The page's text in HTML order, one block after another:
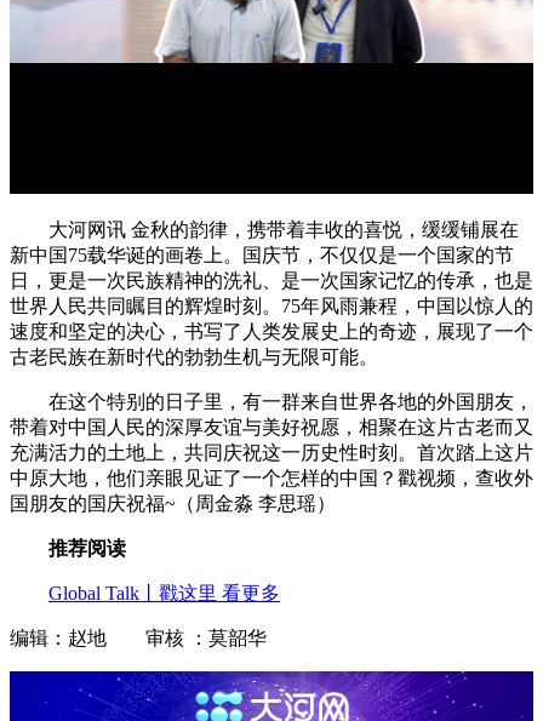
大河网讯 金秋的韵律，携带着丰收的喜悦，缓缓铺展在
新中国75载华诞的画卷上。国庆节，不仅仅是一个国家的节
日，更是一次民族精神的洗礼、是一次国家记忆的传承，也是
世界人民共同瞩目的辉煌时刻。75年风雨兼程，中国以惊人的
速度和坚定的决心，书写了人类发展史上的奇迹，展现了一个
古老民族在新时代的勃勃生机与无限可能。
在这个特别的日子里，有一群来自世界各地的外国朋友，
带着对中国人民的深厚友谊与美好祝愿，相聚在这片古老而又
充满活力的土地上，共同庆祝这一历史性时刻。首次踏上这片
中原大地，他们亲眼见证了一个怎样的中国？戳视频，查收外
国朋友的国庆祝福~（周金淼 李思瑶）
推荐阅读
Global Talk丨戳这里 看更多
编辑：赵地 审核 ：莫韶华